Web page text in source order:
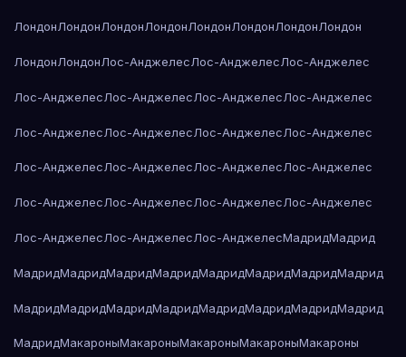
ЛондонЛондонЛондонЛондонЛондонЛондонЛондонЛондон
ЛондонЛондонЛос-АнджелесЛос-АнджелесЛос-Анджелес
Лос-АнджелесЛос-АнджелесЛос-АнджелесЛос-Анджелес
Лос-АнджелесЛос-АнджелесЛос-АнджелесЛос-Анджелес
Лос-АнджелесЛос-АнджелесЛос-АнджелесЛос-Анджелес
Лос-АнджелесЛос-АнджелесЛос-АнджелесЛос-Анджелес
Лос-АнджелесЛос-АнджелесЛос-АнджелесМадридМадрид
МадридМадридМадридМадридМадридМадридМадридМадрид
МадридМадридМадридМадридМадридМадридМадридМадрид
МадридМакароныМакароныМакароныМакароныМакароны